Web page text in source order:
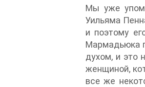
Мы уже
Уильяма
и поэтому
Мармадьюка
духом, и это
женщиной,
все же